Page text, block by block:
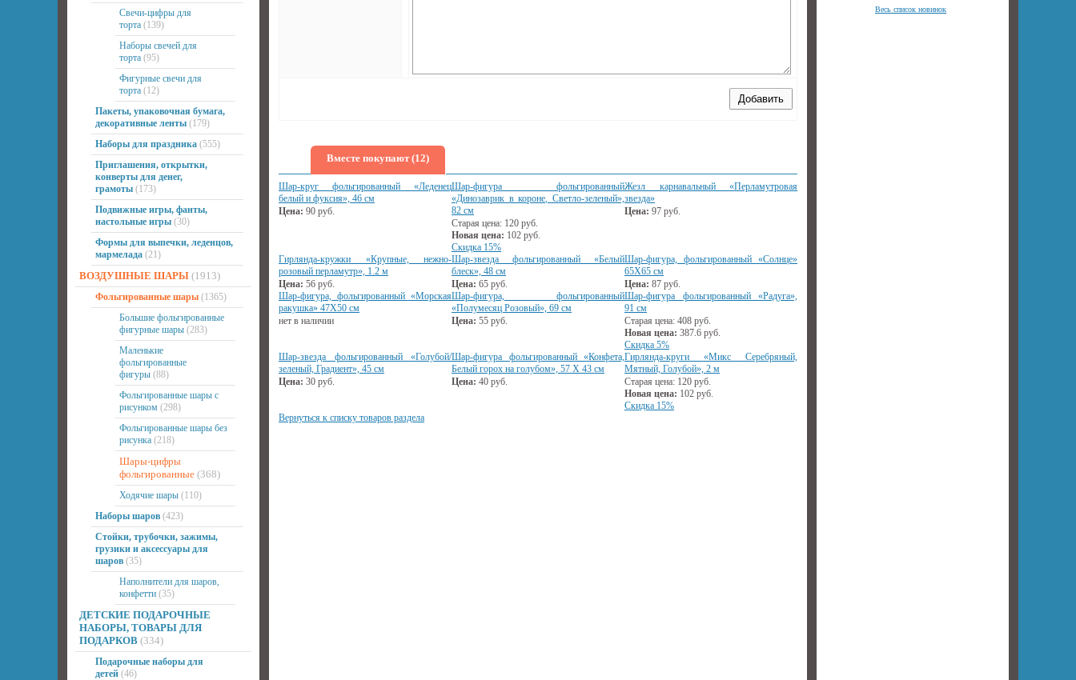
Свечи-цифры для
торта (139)
Наборы свечей для
торта (95)
Фигурные свечи для
торта (12)
Пакеты, упаковочная бумага,
декоративные ленты (179)
Наборы для праздника (555)
Приглашения, открытки,
конверты для денег,
грамоты (173)
Подвижные игры, фанты,
настольные игры (30)
Формы для выпечки, леденцов,
мармелада (21)
ВОЗДУШНЫЕ ШАРЫ (1913)
Фольгированные шары (1365)
Большие фольгированные
фигурные шары (283)
Маленькие
фольгированные
фигуры (88)
Фольгированные шары с
рисунком (298)
Фольгированные шары без
рисунка (218)
Шары-цифры
фольгированные (368)
Ходячие шары (110)
Наборы шаров (423)
Стойки, трубочки, зажимы,
грузики и аксессуары для
шаров (35)
Наполнители для шаров,
конфетти (35)
ДЕТСКИЕ ПОДАРОЧНЫЕ
НАБОРЫ, ТОВАРЫ ДЛЯ
ПОДАРКОВ (334)
Подарочные наборы для
детей (46)
Вместе покупают (12)
Шар-круг фольгированный «Леденец
белый и фуксия», 46 см
Цена: 90 руб.
Шар-фигура фольгированный
«Динозаврик в короне, Светло-зеленый»,
82 см
Старая цена: 120 руб.
Новая цена: 102 руб.
Скидка 15%
Жезл карнавальный «Перламутровая
звезда»
Цена: 97 руб.
Гирлянда-кружки «Крупные, нежно-
розовый перламутр», 1.2 м
Цена: 56 руб.
Шар-звезда фольгированный «Белый
блеск», 48 см
Цена: 65 руб.
Шар-фигура, фольгированный «Солнце»
65Х65 см
Цена: 87 руб.
Шар-фигура, фольгированный «Морская
ракушка» 47Х50 см
нет в наличии
Шар-фигура, фольгированный
«Полумесяц Розовый», 69 см
Цена: 55 руб.
Шар-фигура фольгированный «Радуга»,
91 см
Старая цена: 408 руб.
Новая цена: 387.6 руб.
Скидка 5%
Шар-звезда фольгированный «Голубой/
зеленый, Градиент», 45 см
Цена: 30 руб.
Шар-фигура фольгированный «Конфета,
Белый горох на голубом», 57 Х 43 см
Цена: 40 руб.
Гирлянда-круги «Микс Серебряный,
Мятный, Голубой», 2 м
Старая цена: 120 руб.
Новая цена: 102 руб.
Скидка 15%
Вернуться к списку товаров раздела
Весь список новинок